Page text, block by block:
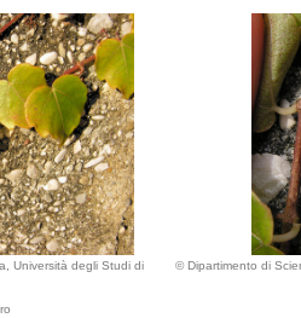
Università degli Studi di
© Dipartimento di